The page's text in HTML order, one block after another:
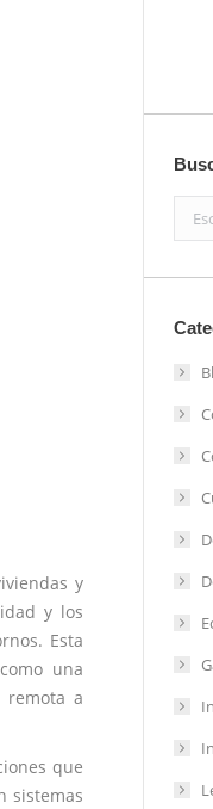
y
y los
Esta
una
remota a
que
sistemas